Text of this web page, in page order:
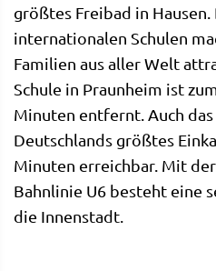
größtes Freibad in Hausen.
internationalen Schulen
Familien aus aller Welt
Schule in Praunheim ist
Minuten entfernt. Auch
Deutschlands größtes
Minuten erreichbar. Mit
Bahnlinie U6 besteht eine
die Innenstadt.